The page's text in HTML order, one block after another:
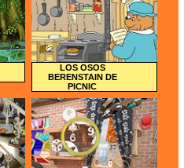
LOS OSOS
BERENSTAIN DE
PICNIC